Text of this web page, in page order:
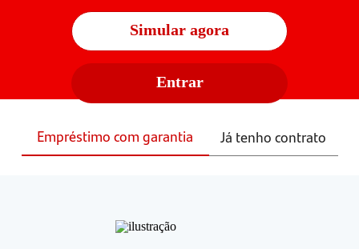
Simular agora
Entrar
Empréstimo com garantia Já tenho contrato